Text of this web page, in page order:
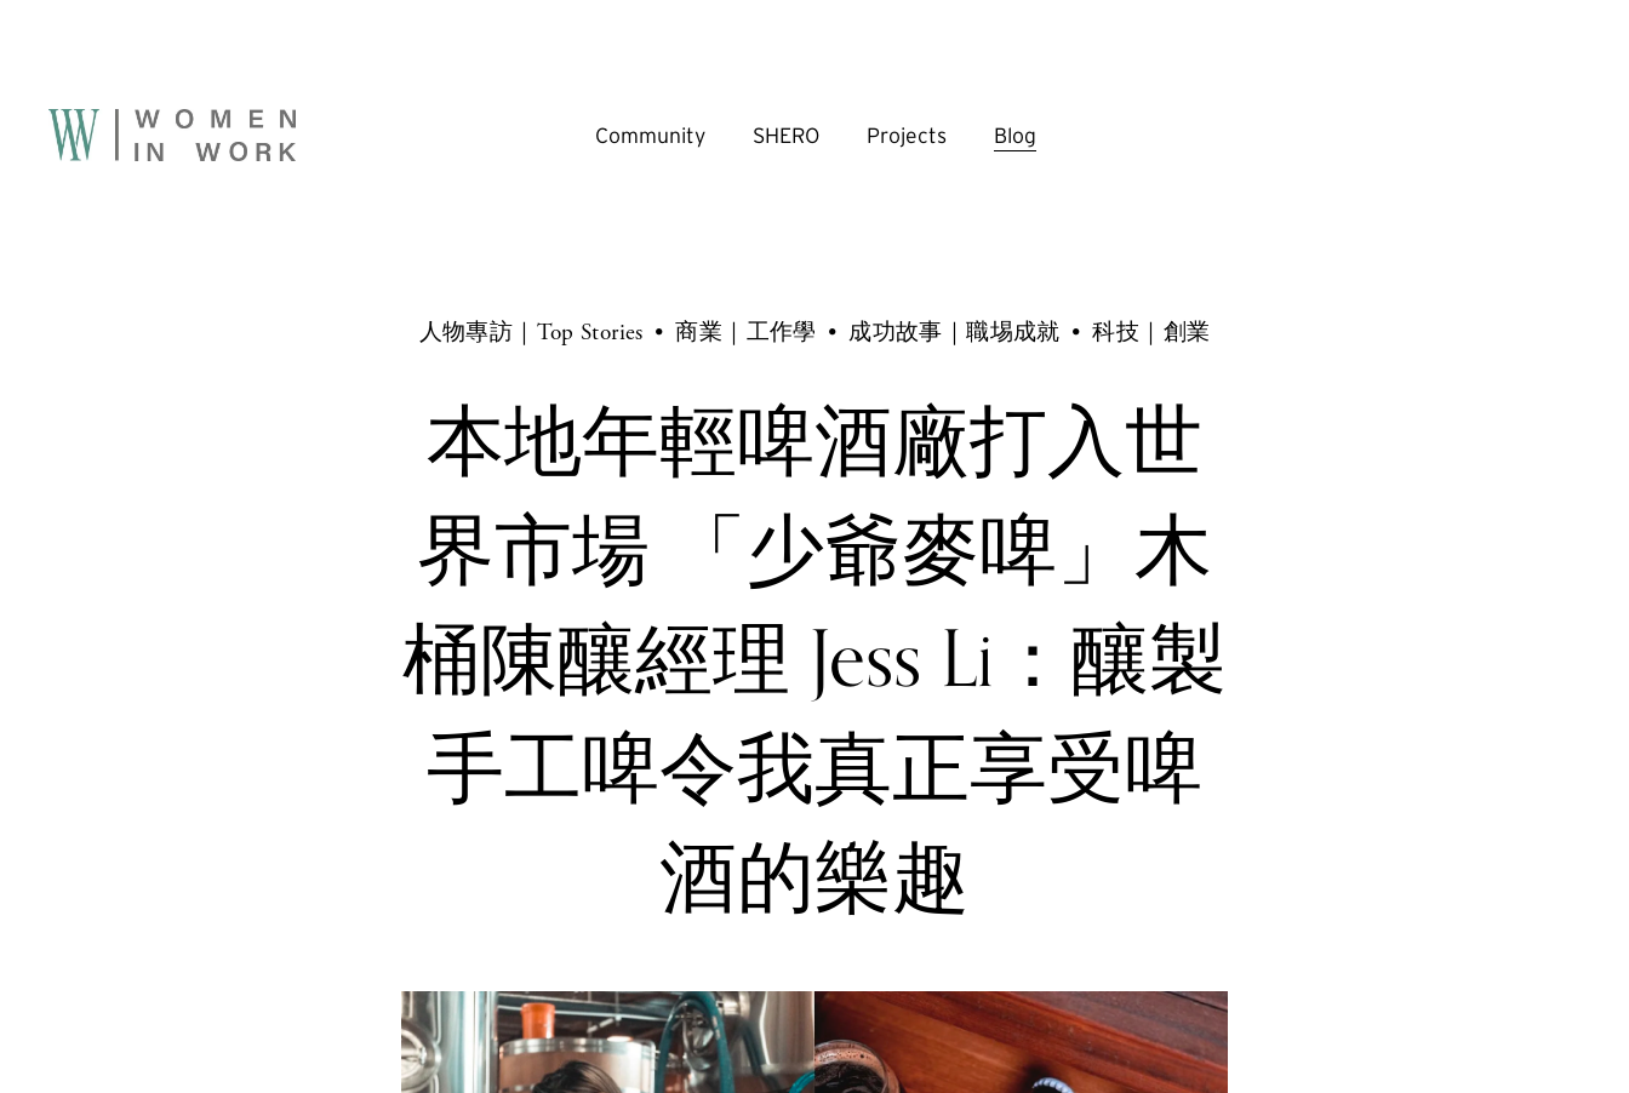
Community SHERO Projects Blog
本地年輕啤酒廠打入世
界市場 「少爺麥啤」木
桶陳釀經理 Jess Li：釀製
手工啤令我真正享受啤
酒的樂趣
人物專訪｜Top Stories 商業｜工作學 成功故事｜職埸成就 科技｜創業